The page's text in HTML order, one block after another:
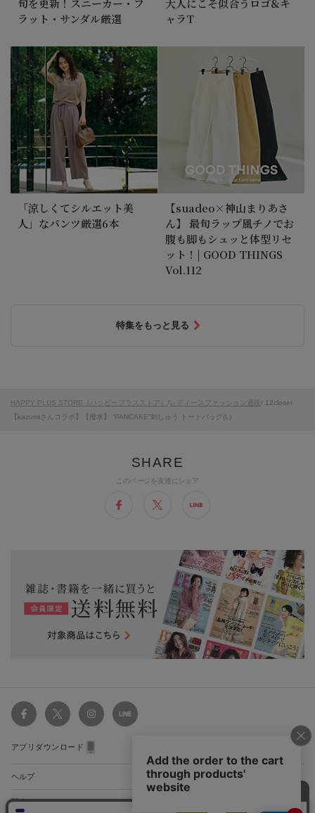
このページを友達にシェア
旬を更新！スニーカー・フ
ラット・サンダル厳選
大人にこそ似合うロゴ&キ
ャラT
「涼しくてシルエット美
人」なパンツ厳選6本
【suadeo×神山まりあさ
ん】 最旬ラップ風チノでお
腹も脚もシュッと体型リセ
ット！| GOOD THINGS
Vol.112
特集をもっと見る
HAPPY PLUS STORE（ハッピープラスストア） / レディースファッション通販 / 12closet
【kazumiさんコラボ】【撥水】 “PANCAKE”刺しゅう トートバッグ(L)
アプリダウンロード
ヘルプ
ショッピングガイド
関連サイト